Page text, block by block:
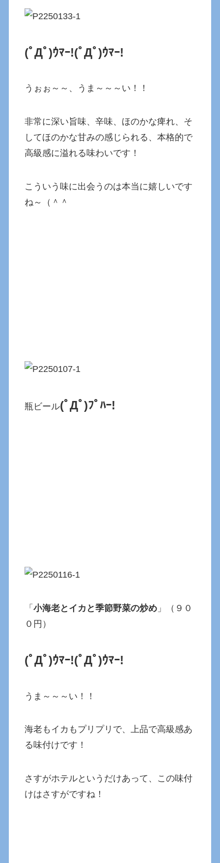
(ﾟДﾟ)ｳﾏｰ!(ﾟДﾟ)ｳﾏｰ!
うぉぉ～～、うま～～～い！！
非常に深い旨味、辛味、ほのかな痺れ、そ
してほのかな甘みの感じられる、本格的で
高級感に溢れる味わいです！
こういう味に出会うのは本当に嬉しいです
ね～（＾＾
瓶ビール(ﾟДﾟ)ﾌﾟﾊｰ!
「小海老とイカと季節野菜の炒め 」（９０
０円）
(ﾟДﾟ)ｳﾏｰ!(ﾟДﾟ)ｳﾏｰ!
うま～～～い！！
海老もイカもプリプリで、上品で高級感あ
る味付けです！
さすがホテルというだけあって、この味付
けはさすがですね！